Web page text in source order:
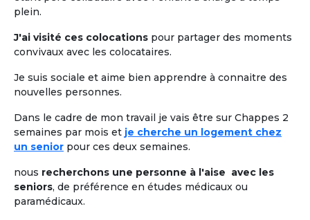
plein.
J'ai visité ces colocations pour partager des moments
convivaux avec les colocataires.
Je suis sociale et aime bien apprendre à connaitre des
nouvelles personnes.
Dans le cadre de mon travail je vais être sur Chappes 2
semaines par mois et je cherche un logement chez
un senior pour ces deux semaines.
nous recherchons une personne à l'aise avec les
seniors, de préférence en études médicaux ou
paramédicaux.